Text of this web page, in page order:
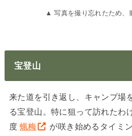
▲ 写真を撮り忘れたため、
宝登山
来た道を引き返し、キャンプ場
る宝登山。特に狙って訪れたわ
度 蝋梅
が咲き始めるタイミ